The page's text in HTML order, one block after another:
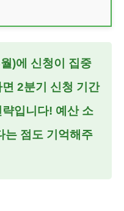
)에 신청이 집중
2분기 신청 기간
입니다! 예산 소
는 점도 기억해주